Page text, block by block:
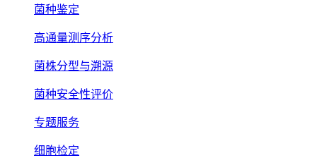
菌种鉴定
高通量测序分析
菌株分型与溯源
菌种安全性评价
专题服务
细胞检定